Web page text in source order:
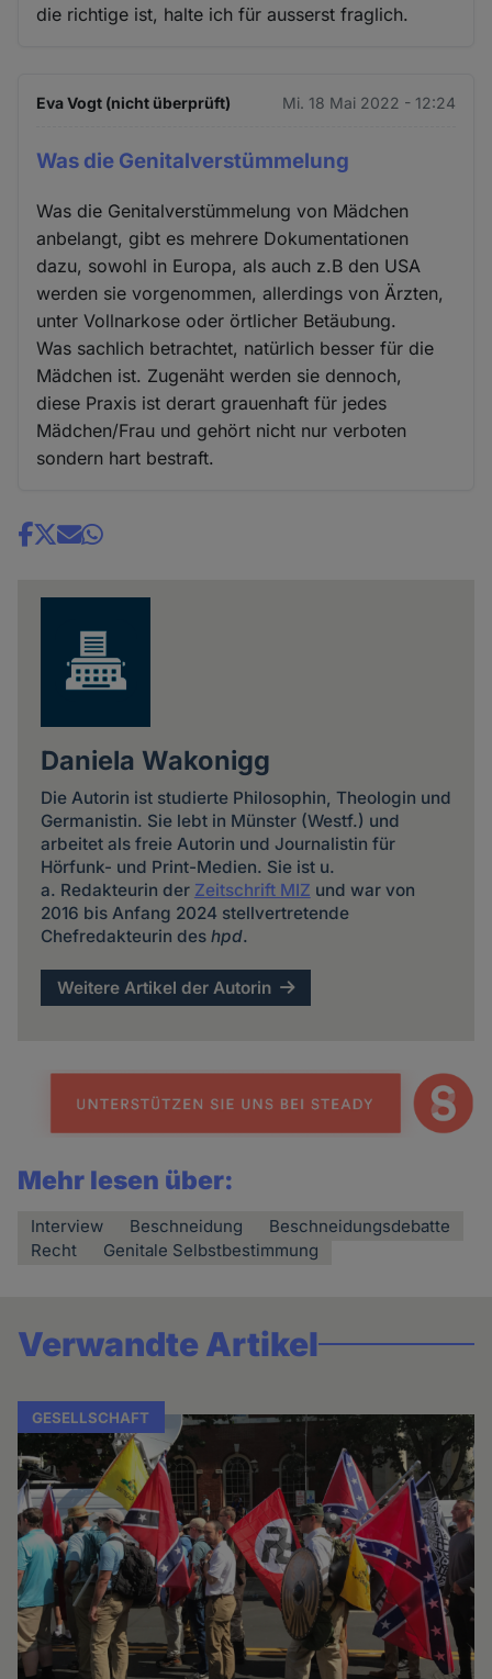
die richtige ist, halte ich für ausserst fraglich.
Eva Vogt (nicht überprüft) Mi. 18 Mai 2022 - 12:24
Was die Genitalverstümmelung
Was die Genitalverstümmelung von Mädchen
anbelangt, gibt es mehrere Dokumentationen
dazu, sowohl in Europa, als auch z.B den USA
werden sie vorgenommen, allerdings von Ärzten,
unter Vollnarkose oder örtlicher Betäubung.
Was sachlich betrachtet, natürlich besser für die
Mädchen ist. Zugenäht werden sie dennoch,
diese Praxis ist derart grauenhaft für jedes
Mädchen/Frau und gehört nicht nur verboten
sondern hart bestraft.
Share
Daniela Wakonigg
Die Autorin ist studierte Philosophin, Theologin und
Germanistin. Sie lebt in Münster (Westf.) und
arbeitet als freie Autorin und Journalistin für
Hörfunk- und Print-Medien. Sie ist u.
a. Redakteurin der Zeitschrift MIZ und war von
2016 bis Anfang 2024 stellvertretende
Chefredakteurin des hpd.
Weitere Artikel der Autorin
Mehr lesen über:
Interview Beschneidung
Beschneidungsdebatte
Recht
Genitale Selbstbestimmung
Verwandte Artikel
GESELLSCHAFT